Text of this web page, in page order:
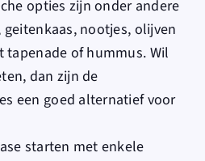
opties zijn onder andere
nootjes, olijven
of hummus. Wil
dan zijn de
een goed alternatief voor
starten met enkele